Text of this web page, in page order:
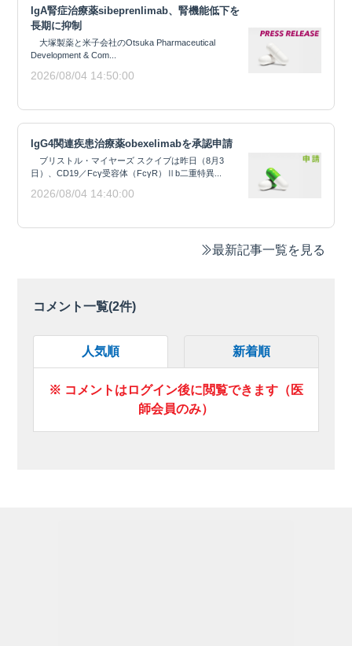
IgA腎症治療薬sibeprenlimab、腎機能低下を
長期に抑制
大塚製薬と米子会社のOtsuka Pharmaceutical
Development & Com...
2026/08/04 14:50:00
IgG4関連疾患治療薬obexelimabを承認申請
ブリストル・マイヤーズ スクイブは昨日（8月3
日）、CD19／Fcγ受容体（FcγR）Ⅱb二重特異...
2026/08/04 14:40:00
最新記事一覧を見る
コメント一覧(2件)
人気順 新着順
※ コメントはログイン後に閲覧できます（医
師会員のみ）